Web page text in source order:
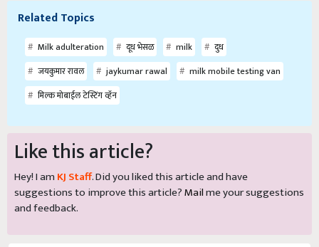
Related Topics
Milk adulteration दूध भेसळ milk
दुध
जयकुमार रावल
jaykumar rawal
milk mobile testing van
मिल्क मोबाईल टेस्टिंग व्हॅन
Like this article?
Hey! I am KJ Staff. Did you liked this article and have
suggestions to improve this article?Mailme your suggestions
and feedback.